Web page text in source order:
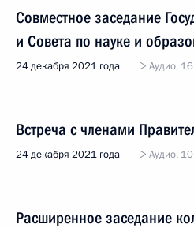
Совместное заседание
и Совета по науке и
24 декабря 2021 года Аудио,
Встреча с членами
24 декабря 2021 года Аудио,
Расширенное заседание